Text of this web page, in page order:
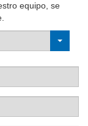
equipo, se